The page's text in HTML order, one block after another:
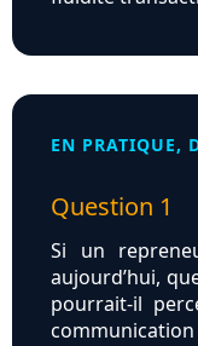
EN PRATIQUE,
Question 1
Si un
aujourd’hui,
pourrait-il
communication